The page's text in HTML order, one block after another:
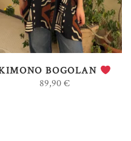
BOGOLAN
89,90€